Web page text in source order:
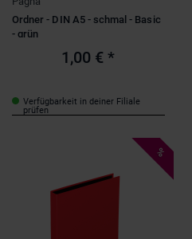
Ordner - DIN A5 - schmal - Basic
- grün
1,00 € *
Verfügbarkeit in deiner Filiale
prüfen
%